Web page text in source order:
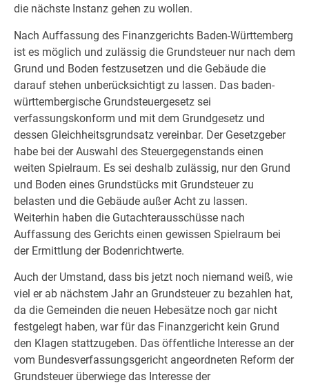
die nächste Instanz gehen zu wollen.
Nach Auffassung des Finanzgerichts Baden-Württemberg
ist es möglich und zulässig die Grundsteuer nur nach dem
Grund und Boden festzusetzen und die Gebäude die
darauf stehen unberücksichtigt zu lassen. Das baden-
württembergische Grundsteuergesetz sei
verfassungskonform und mit dem Grundgesetz und
dessen Gleichheitsgrundsatz vereinbar. Der Gesetzgeber
habe bei der Auswahl des Steuergegenstands einen
weiten Spielraum. Es sei deshalb zulässig, nur den Grund
und Boden eines Grundstücks mit Grundsteuer zu
belasten und die Gebäude außer Acht zu lassen.
Weiterhin haben die Gutachterausschüsse nach
Auffassung des Gerichts einen gewissen Spielraum bei
der Ermittlung der Bodenrichtwerte.
Auch der Umstand, dass bis jetzt noch niemand weiß, wie
viel er ab nächstem Jahr an Grundsteuer zu bezahlen hat,
da die Gemeinden die neuen Hebesätze noch gar nicht
festgelegt haben, war für das Finanzgericht kein Grund
den Klagen stattzugeben. Das öffentliche Interesse an der
vom Bundesverfassungsgericht angeordneten Reform der
Grundsteuer überwiege das Interesse der